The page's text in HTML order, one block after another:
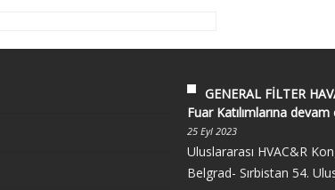
GENERAL FİLTER
Fuar Katılımlarına
25 Eyl 2023
Uluslararası HVAC&R
Belgrad- Sırbistan 54.